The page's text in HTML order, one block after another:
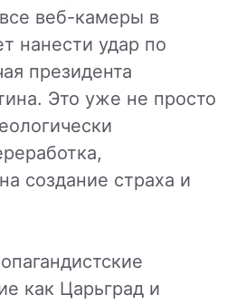
веб-камеры в
нанести удар по
президента
Это уже не просто
создание страха и
как Царьград и